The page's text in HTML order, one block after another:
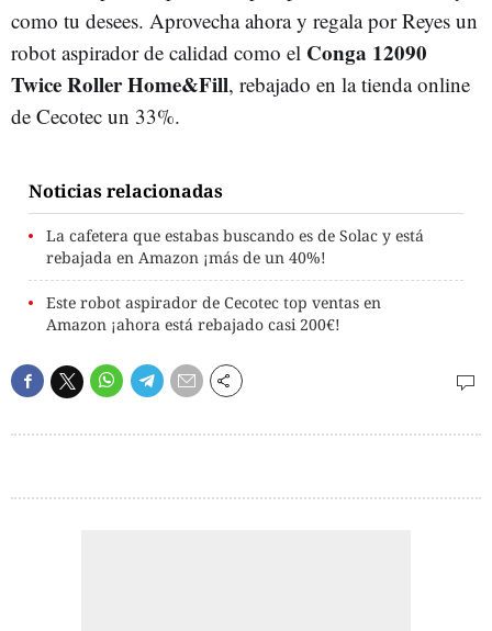
como tu desees. Aprovecha ahora y regala por Reyes un
robot aspirador de calidad como el Conga 12090
Twice Roller Home&Fill, rebajado en la tienda online
de Cecotec un 33%.
Noticias relacionadas
La cafetera que estabas buscando es de Solac y está
rebajada en Amazon ¡más de un 40%!
Este robot aspirador de Cecotec top ventas en
Amazon ¡ahora está rebajado casi 200€!